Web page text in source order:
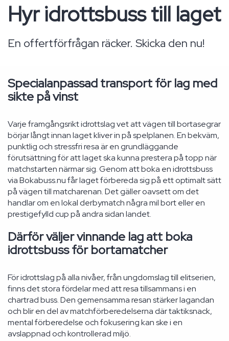
Hyr idrottsbuss till laget
En offertförfrågan räcker. Skicka den nu!
Specialanpassad transport för lag med
sikte på vinst
Varje framgångsrikt idrottslag vet att vägen till bortasegrar
börjar långt innan laget kliver in på spelplanen. En bekväm,
punktlig och stressfri resa är en grundläggande
förutsättning för att laget ska kunna prestera på topp när
matchstarten närmar sig. Genom att boka en idrottsbuss
via Bokabuss.nu får laget förbereda sig på ett optimalt sätt
på vägen till matcharenan. Det gäller oavsett om det
handlar om en lokal derbymatch några mil bort eller en
prestigefylld cup på andra sidan landet.
Därför väljer vinnande lag att boka
idrottsbuss för bortamatcher
För idrottslag på alla nivåer, från ungdomslag till elitserien,
finns det stora fördelar med att resa tillsammans i en
chartrad buss. Den gemensamma resan stärker lagandan
och blir en del av matchförberedelserna där taktiksnack,
mental förberedelse och fokusering kan ske i en
avslappnad och kontrollerad miljö.